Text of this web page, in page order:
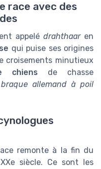
race avec des
appelé drahthaaren
qui puise ses origines
croisements minutieux
chiens de chasse
braque allemand à poil
remonte à la fin du
siècle. Ce sont les